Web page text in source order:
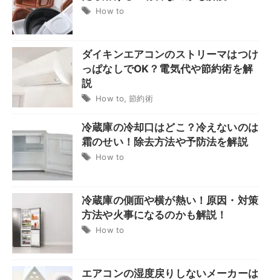
How to
ダイキンエアコンのストリーマはつけ
っぱなしでOK？電気代や節約術を解
説
How to ,節約術
冷蔵庫の冷却口はどこ？冷えないのは
霜のせい！除去方法や予防法を解説
How to
冷蔵庫の側面や横が熱い！原因・対策
方法や火事になるのかも解説！
How to
エアコンの湿度戻りしないメーカーは